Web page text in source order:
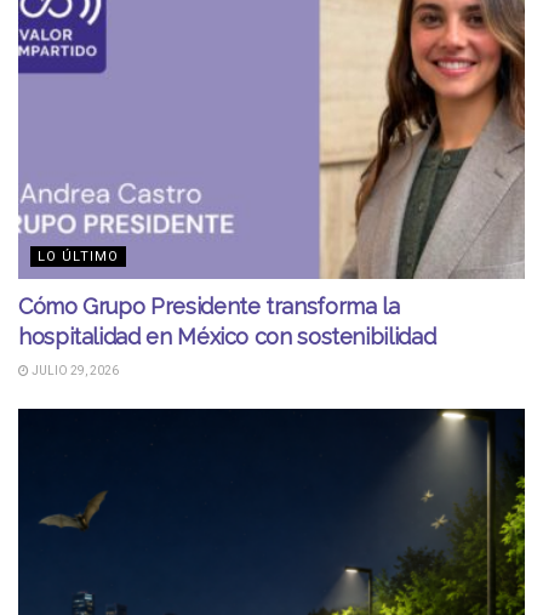
LO ÚLTIMO
Cómo Grupo Presidente transforma la
hospitalidad en México con sostenibilidad
JULIO 29, 2026